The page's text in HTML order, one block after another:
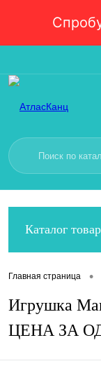
Каталог
Главная страница •
Игрушка
ЦЕНА ЗА